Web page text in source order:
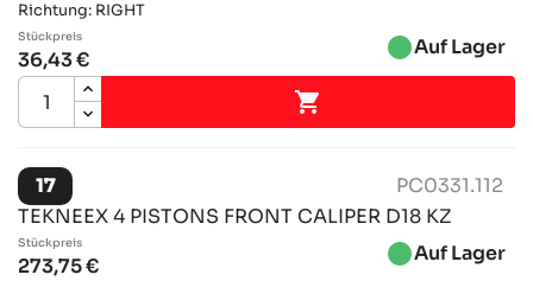
Richtung: RIGHT
Stückpreis
36,43 € brightness_1Auf Lager

17
PC0331.112
TEKNEEX 4 PISTONS FRONT CALIPER D18 KZ
Stückpreis
273,75 € brightness_1Auf Lager